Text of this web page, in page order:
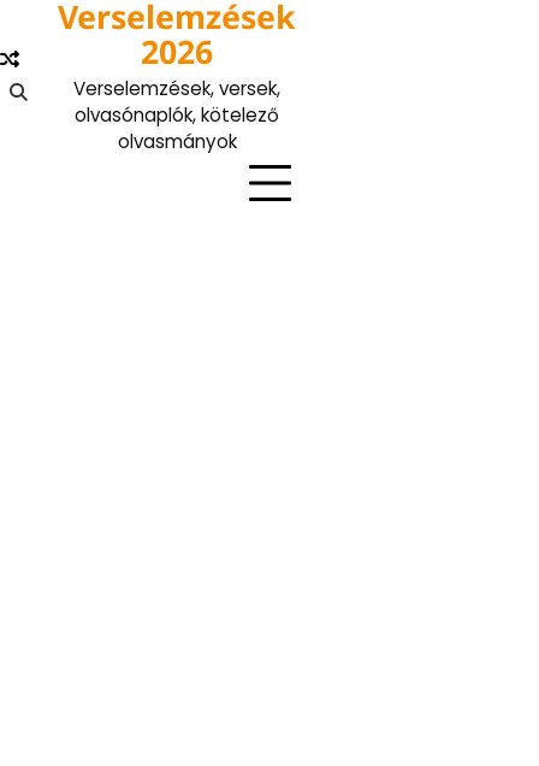
content
Verselemzések
2026
Verselemzések, versek,
olvasónaplók, kötelező
olvasmányok